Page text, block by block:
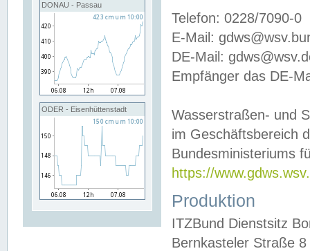
DONAU - Passau
ODER - Eisenhüttenstadt
Telefon: 0228/7090-0
E-Mail:
DE-Mail:
Empfänger das DE-
Wasserstraßen- und
im Geschäftsbereich
Bundesministeriums
https://
Produktion
ITZBund Dienstsitz
Bernkasteler Straße 8